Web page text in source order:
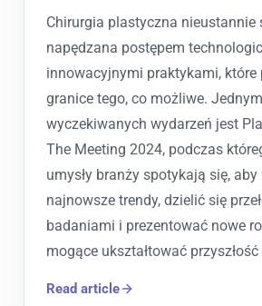
Chirurgia plastyczna nieustannie
napędzana postępem
innowacyjnymi praktykami, które
granice tego, co możliwe.
wyczekiwanych wydarzeń jest
The Meeting 2024, podczas
umysły branży spotykają się,
najnowsze trendy, dzielić się
badaniami i prezentować nowe
mogące ukształtować
Read article